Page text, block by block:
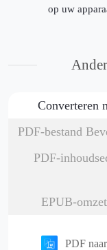
op uw
Converteren
PDF-bestand
PDF-
EPUB-
PDF